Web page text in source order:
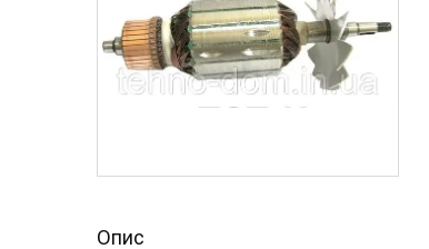
Опис